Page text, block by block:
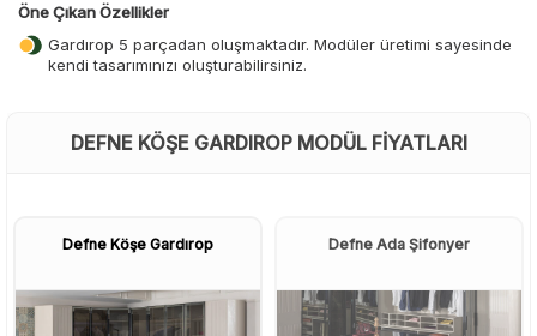
Öne Çıkan Özellikler
Gardırop 5 parçadan oluşmaktadır. Modüler üretimi sayesinde
kendi tasarımınızı oluşturabilirsiniz.
DEFNE KÖŞE GARDIROP MODÜL FIYATLARI
Defne Köşe Gardırop Defne Ada Şifonyer